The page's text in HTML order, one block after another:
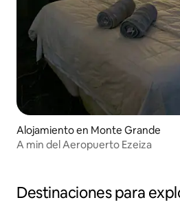
Alojamiento en Monte Grande
A min del Aeropuerto Ezeiza
Destinaciones para